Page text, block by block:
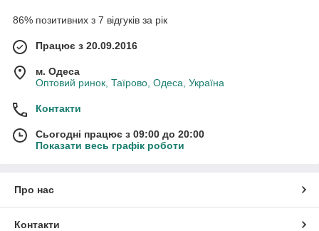
86% позитивних з 7 відгуків за рік
Працює з 20.09.2016
м. Одеса
Оптовий ринок, Таїрово, Одеса, Україна
Контакти
Сьогодні працює з 09:00 до 20:00
Показати весь графік роботи
Про нас
Контакти